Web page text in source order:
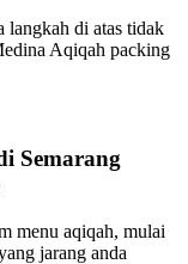
langkah di atas tidak
Aqiqah packing
Semarang
menu aqiqah, mulai
jarang anda